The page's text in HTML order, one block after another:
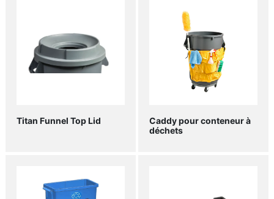
Titan Funnel Top Lid
Caddy pour conteneur à
déchets